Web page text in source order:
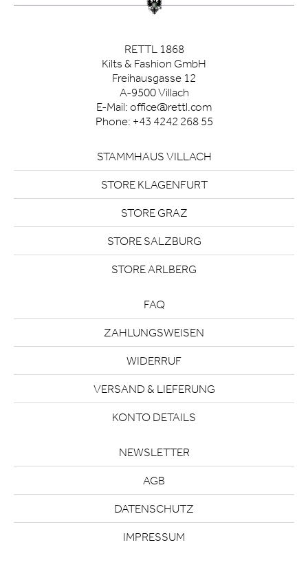
RETTL 1868
Kilts & Fashion GmbH
Freihausgasse 12
A-9500 Villach
E-Mail: office@rettl.com
Phone: +43 4242 268 55
STAMMHAUS VILLACH
STORE KLAGENFURT
STORE GRAZ
STORE SALZBURG
STORE ARLBERG
FAQ
ZAHLUNGSWEISEN
WIDERRUF
VERSAND & LIEFERUNG
KONTO DETAILS
NEWSLETTER
AGB
DATENSCHUTZ
IMPRESSUM